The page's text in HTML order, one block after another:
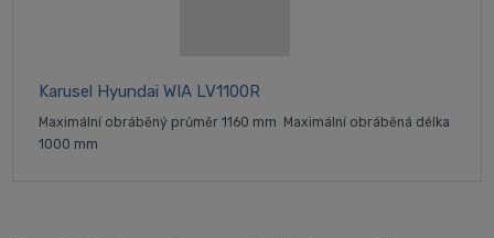
Karusel Hyundai WIA LV1100R
Maximální obráběný průměr 1160 mm Maximální obráběná délka
1000 mm